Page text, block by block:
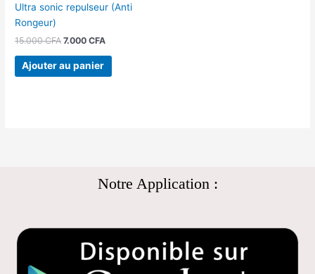
Ultra sonic repulseur (Anti
Rongeur)
15.000CFA 7.000CFA
Ajouter au panier
Notre Application :